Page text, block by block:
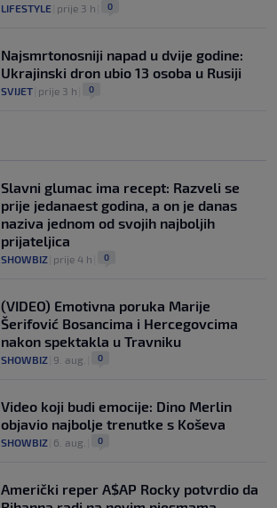
LIFESTYLE prije 3 h 0
Najsmrtonosniji napad u dvije godine:
Ukrajinski dron ubio 13 osoba u Rusiji
SVIJET prije 3 h 0
Slavni glumac ima recept: Razveli se
prije jedanaest godina, a on je danas
naziva jednom od svojih najboljih
prijateljica
SHOWBIZ prije 4 h 0
(VIDEO) Emotivna poruka Marije
Šerifović Bosancima i Hercegovcima
nakon spektakla u Travniku
SHOWBIZ 9. aug. 0
Video koji budi emocije: Dino Merlin
objavio najbolje trenutke s Koševa
SHOWBIZ 6. aug. 0
Američki reper A$AP Rocky potvrdio da